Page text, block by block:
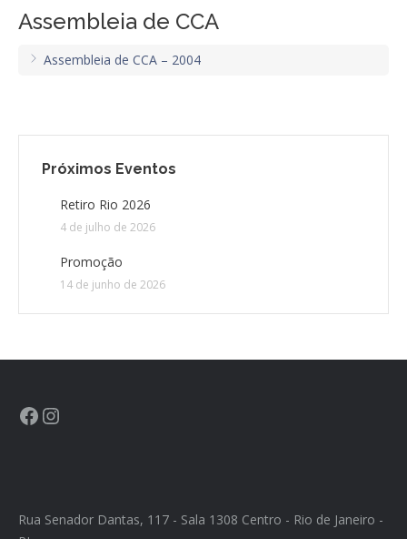
PERGUNTAS E RESPOSTAS
CONTATO
CONTRIBUIÇÕES
HISTÓRIA DE CCA/BR
Assembleia de CCA
Assembleia de CCA – 2004
Próximos Eventos
Retiro Rio 2026
4 de julho de 2026
Promoção
14 de junho de 2026
Rua Senador Dantas, 117 - Sala 1308 Centro - Rio de Janeiro -